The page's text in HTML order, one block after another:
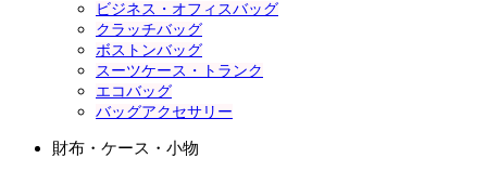
ビジネス・オフィスバッグ
クラッチバッグ
ボストンバッグ
スーツケース・トランク
エコバッグ
バッグアクセサリー
財布・ケース・小物